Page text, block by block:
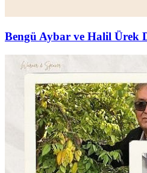
Bengü Aybar ve Halil Ürek